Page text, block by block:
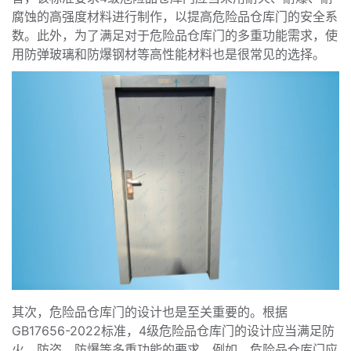
腐蚀的高强度材料进行制作，以提高危险品仓库门的安全系
数。此外，为了满足对于危险品仓库门的多重功能需求，使
用防弹玻璃和防爆钢材等高性能材料也是很常见的选择。
其次，危险品仓库门的设计也是至关重要的。根据
GB17656-2022标准，4级危险品仓库门的设计应当满足防